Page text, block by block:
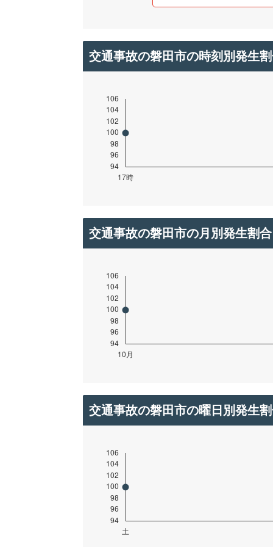
交通事故の磐田市の時刻別発生
交通事故の磐田市の月別発生割合
交通事故の磐田市の曜日別発生